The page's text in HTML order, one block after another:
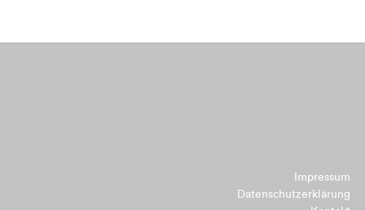
Impressum
Datenschutzerklärung